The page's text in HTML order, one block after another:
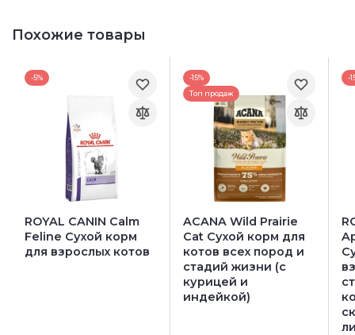
Похожие товары
-5%
ROYAL CANIN Calm
Feline Сухой корм
для взрослых котов
-15%
Топ продаж
ACANA Wild Prairie
Cat Сухой корм для
котов всех пород и
стадий жизни (с
курицей и
индейкой)
-